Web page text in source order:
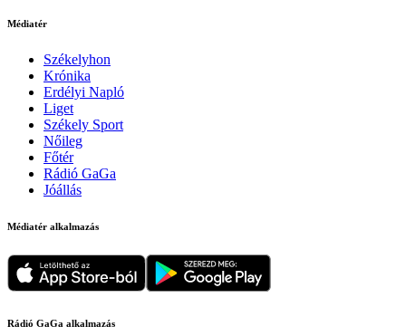
Médiatér
Székelyhon
Krónika
Erdélyi Napló
Liget
Székely Sport
Nőileg
Főtér
Rádió GaGa
Jóállás
Médiatér alkalmazás
Rádió GaGa alkalmazás